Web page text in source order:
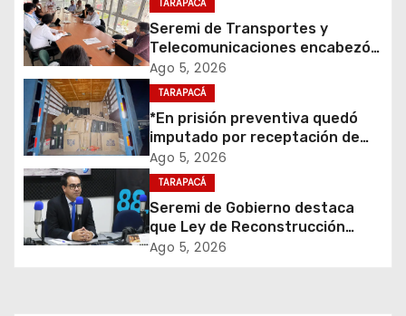
i
ó
n
d
e
e
TARAPACÁ
Seremi de Transportes y
Telecomunicaciones encabezó
primera mesa de coordinación
para el retiro de cables en
desuso en Iquique
Ago 5, 2026
TARAPACÁ
*En prisión preventiva quedó
imputado por receptación de
cigarrillos avaluados en $1.600
millones*
Ago 5, 2026
TARAPACÁ
Seremi de Gobierno destaca
que Ley de Reconstrucción
Nacional impulsará la inversión
Ago 5, 2026